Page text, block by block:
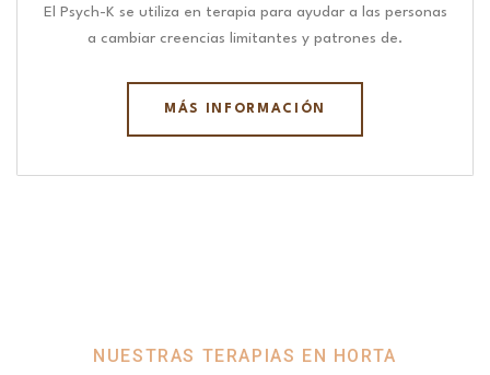
El Psych-K se utiliza en terapia para ayudar a las personas
a cambiar creencias limitantes y patrones de.
MÁS INFORMACIÓN
NUESTRAS TERAPIAS EN HORTA